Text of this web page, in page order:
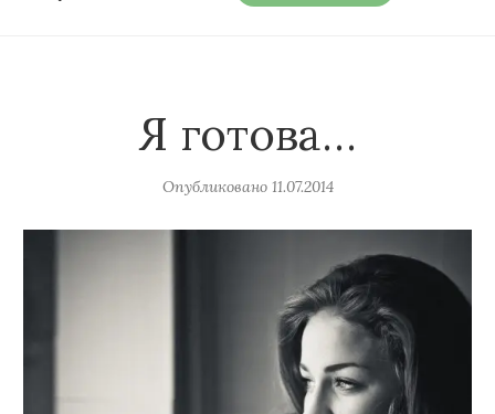
Я готова…
Опубликовано 11.07.2014